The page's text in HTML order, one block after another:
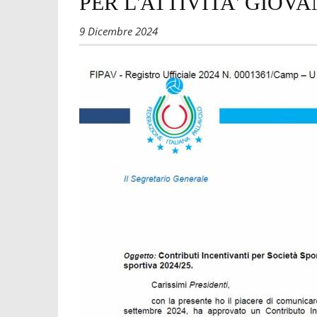
9 Dicembre 2024